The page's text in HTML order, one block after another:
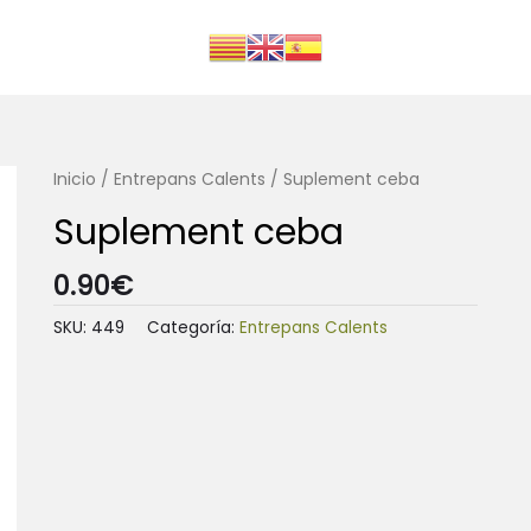
Inicio / Entrepans Calents / Suplement ceba
Suplement ceba
0.90€
SKU: 449 Categoría: Entrepans Calents